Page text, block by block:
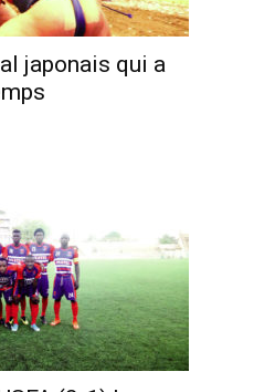
japonais qui a